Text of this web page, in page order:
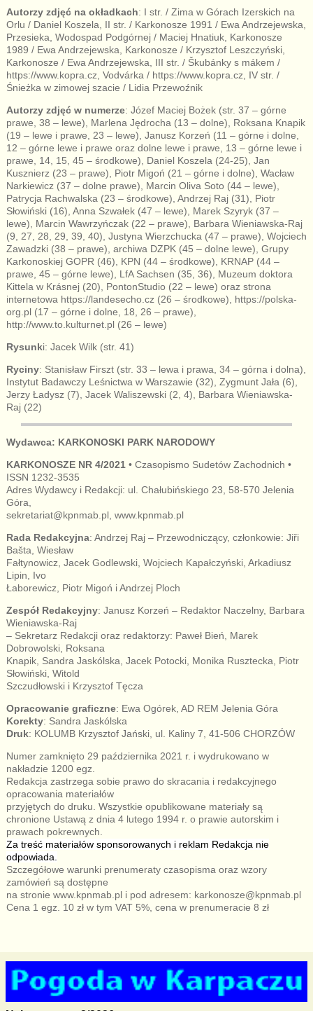
Autorzy zdjęć na okładkach: I str. / Zima w Górach Izerskich na
Orlu / Daniel Koszela, II str. / Karkonosze 1991 / Ewa Andrzejewska,
Przesieka, Wodospad Podgórnej / Maciej Hnatiuk, Karkonosze
1989 / Ewa Andrzejewska, Karkonosze / Krzysztof Leszczyński,
Karkonosze / Ewa Andrzejewska, III str. / Škubánky s mákem /
https://www.kopra.cz, Vodvárka / https://www.kopra.cz, IV str. /
Śnieżka w zimowej szacie / Lidia Przewoźnik
Autorzy zdjęć w numerze: Józef Maciej Bożek (str. 37 – górne
prawe, 38 – lewe), Marlena Jędrocha (13 – dolne), Roksana Knapik
(19 – lewe i prawe, 23 – lewe), Janusz Korzeń (11 – górne i dolne,
12 – górne lewe i prawe oraz dolne lewe i prawe, 13 – górne lewe i
prawe, 14, 15, 45 – środkowe), Daniel Koszela (24-25), Jan
Kusznierz (23 – prawe), Piotr Migoń (21 – górne i dolne), Wacław
Narkiewicz (37 – dolne prawe), Marcin Oliva Soto (44 – lewe),
Patrycja Rachwalska (23 – środkowe), Andrzej Raj (31), Piotr
Słowiński (16), Anna Szwałek (47 – lewe), Marek Szyryk (37 –
lewe), Marcin Wawrzyńczak (22 – prawe), Barbara Wieniawska-Raj
(9, 27, 28, 29, 39, 40), Justyna Wierzchucka (47 – prawe), Wojciech
Zawadzki (38 – prawe), archiwa DZPK (45 – dolne lewe), Grupy
Karkonoskiej GOPR (46), KPN (44 – środkowe), KRNAP (44 –
prawe, 45 – górne lewe), LfA Sachsen (35, 36), Muzeum doktora
Kittela w Krásnej (20), PontonStudio (22 – lewe) oraz strona
internetowa https://landesecho.cz (26 – środkowe), https://polska-
org.pl (17 – górne i dolne, 18, 26 – prawe),
http://www.to.kulturnet.pl (26 – lewe)
Rysunki: Jacek Wilk (str. 41)
Ryciny: Stanisław Firszt (str. 33 – lewa i prawa, 34 – górna i dolna),
Instytut Badawczy Leśnictwa w Warszawie (32), Zygmunt Jała (6),
Jerzy Ładysz (7), Jacek Waliszewski (2, 4), Barbara Wieniawska-
Raj (22)
Wydawca: KARKONOSKI PARK NARODOWY
KARKONOSZE NR 4/2021• Czasopismo Sudetów Zachodnich •
ISSN 1232-3535
Adres Wydawcy i Redakcji: ul. Chałubińskiego 23, 58-570 Jelenia
Góra,
sekretariat@kpnmab.pl, www.kpnmab.pl
Rada Redakcyjna: Andrzej Raj – Przewodniczący, członkowie: Jiři
Bašta, Wiesław
Fałtynowicz, Jacek Godlewski, Wojciech Kapałczyński, Arkadiusz
Lipin, Ivo
Łaborewicz, Piotr Migoń i Andrzej Ploch
Zespół Redakcyjny: Janusz Korzeń – Redaktor Naczelny, Barbara
Wieniawska-Raj
– Sekretarz Redakcji oraz redaktorzy: Paweł Bień, Marek
Dobrowolski, Roksana
Knapik, Sandra Jaskólska, Jacek Potocki, Monika Rusztecka, Piotr
Słowiński, Witold
Szczudłowski i Krzysztof Tęcza
Opracowanie graficzne: Ewa Ogórek, AD REM Jelenia Góra
Korekty: Sandra Jaskólska
Druk: KOLUMB Krzysztof Jański, ul. Kaliny 7, 41-506 CHORZÓW
Numer zamknięto 29 października 2021 r. i wydrukowano w
nakładzie 1200 egz.
Redakcja zastrzega sobie prawo do skracania i redakcyjnego
opracowania materiałów
przyjętych do druku. Wszystkie opublikowane materiały są
chronione Ustawą z dnia 4 lutego 1994 r. o prawie autorskim i
prawach pokrewnych.
Za treść materiałów sponsorowanych i reklam Redakcja nie
odpowiada.
Szczegółowe warunki prenumeraty czasopisma oraz wzory
zamówień są dostępne
na stronie www.kpnmab.pl i pod adresem: karkonosze@kpnmab.pl
Cena 1 egz. 10 zł w tym VAT 5%, cena w prenumeracie 8 zł